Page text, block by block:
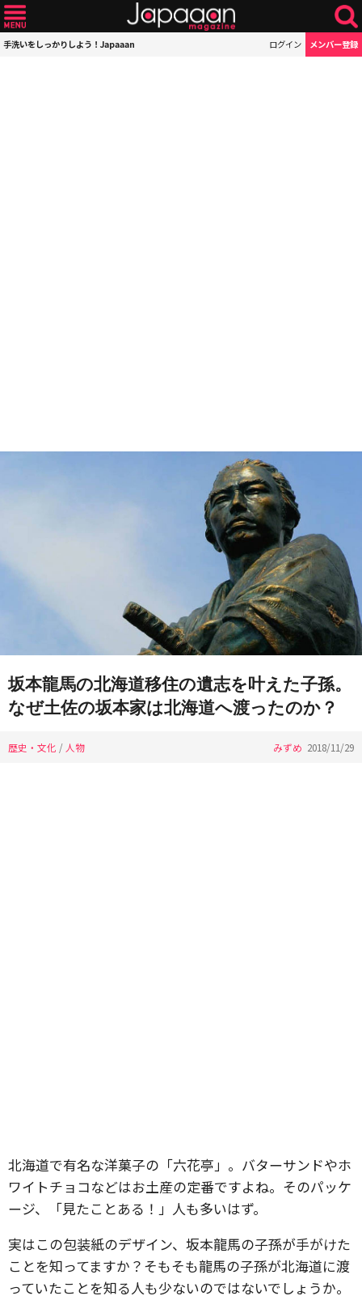
手洗いをしっかりしよう！Japaaan ログイン メンバー登録
坂本龍馬の北海道移住の遺志を叶えた子孫。
なぜ土佐の坂本家は北海道へ渡ったのか？
歴史・文化 / 人物 みずめ 2018/11/29
北海道で有名な洋菓子の「六花亭」。バターサンドやホ
ワイトチョコなどはお土産の定番ですよね。そのパッケ
ージ、「見たことある！」人も多いはず。
実はこの包装紙のデザイン、坂本龍馬の子孫が手がけた
ことを知ってますか？そもそも龍馬の子孫が北海道に渡
っていたことを知る人も少ないのではないでしょうか。